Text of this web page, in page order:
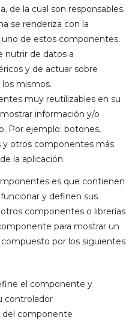
de la cual son responsables.
se renderiza con la
de estos componentes.
nutrir de datos a
y de actuar sobre
mismos.
muy reutilizables en su
información y/o
Por ejemplo: botones,
y otros componentes más
la aplicación.
es que contienen
y definen sus
componentes o librerías
para mostrar un
por los siguientes
el componente y
controlador
del componente